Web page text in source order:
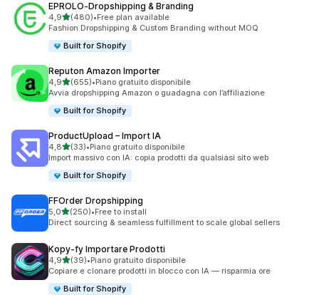
EPROLO‑Dropshipping & Branding
4,9stelle su 5
(480)
480 recensioni totali
•Free plan available
Fashion Dropshipping & Custom Branding without MOQ
Built for Shopify
Reputon Amazon Importer
4,9stelle su 5
(655)
655 recensioni totali
•Piano gratuito disponibile
Avvia dropshipping Amazon o guadagna con l’affiliazione
Built for Shopify
ProductUpload – Import IA
4,8stelle su 5
(33)
33 recensioni totali
•Piano gratuito disponibile
Import massivo con IA: copia prodotti da qualsiasi sito web
Built for Shopify
FFOrder Dropshipping
5,0stelle su 5
(250)
250 recensioni totali
•Free to install
Direct sourcing & seamless fulfillment to scale global sellers
Kopy‑fy Importare Prodotti
4,9stelle su 5
(39)
39 recensioni totali
•Piano gratuito disponibile
Copiare e clonare prodotti in blocco con IA — risparmia ore
Built for Shopify